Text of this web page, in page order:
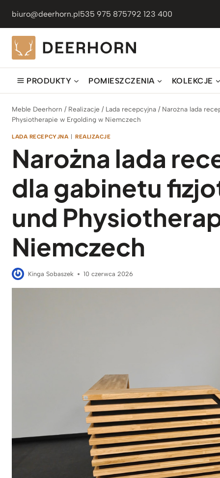
treści
biuro@deerhorn.pl535 975 875792 123 400
PRODUKTY POMIESZCZENIA KOLEKCJE
Meble Deerhorn / Realizacje / Lada recepcyjna / Narożna lada
Physiotherapie w Ergolding w Niemczech
LADA RECEPCYJNA | REALIZACJE
Narożna lada
dla gabinetu
und
Niemczech
Kinga Sobaszek 10 czerwca 2026